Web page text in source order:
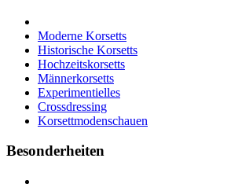
Moderne Korsetts
Historische Korsetts
Hochzeitskorsetts
Männerkorsetts
Experimentielles
Crossdressing
Korsettmodenschauen
Besonderheiten